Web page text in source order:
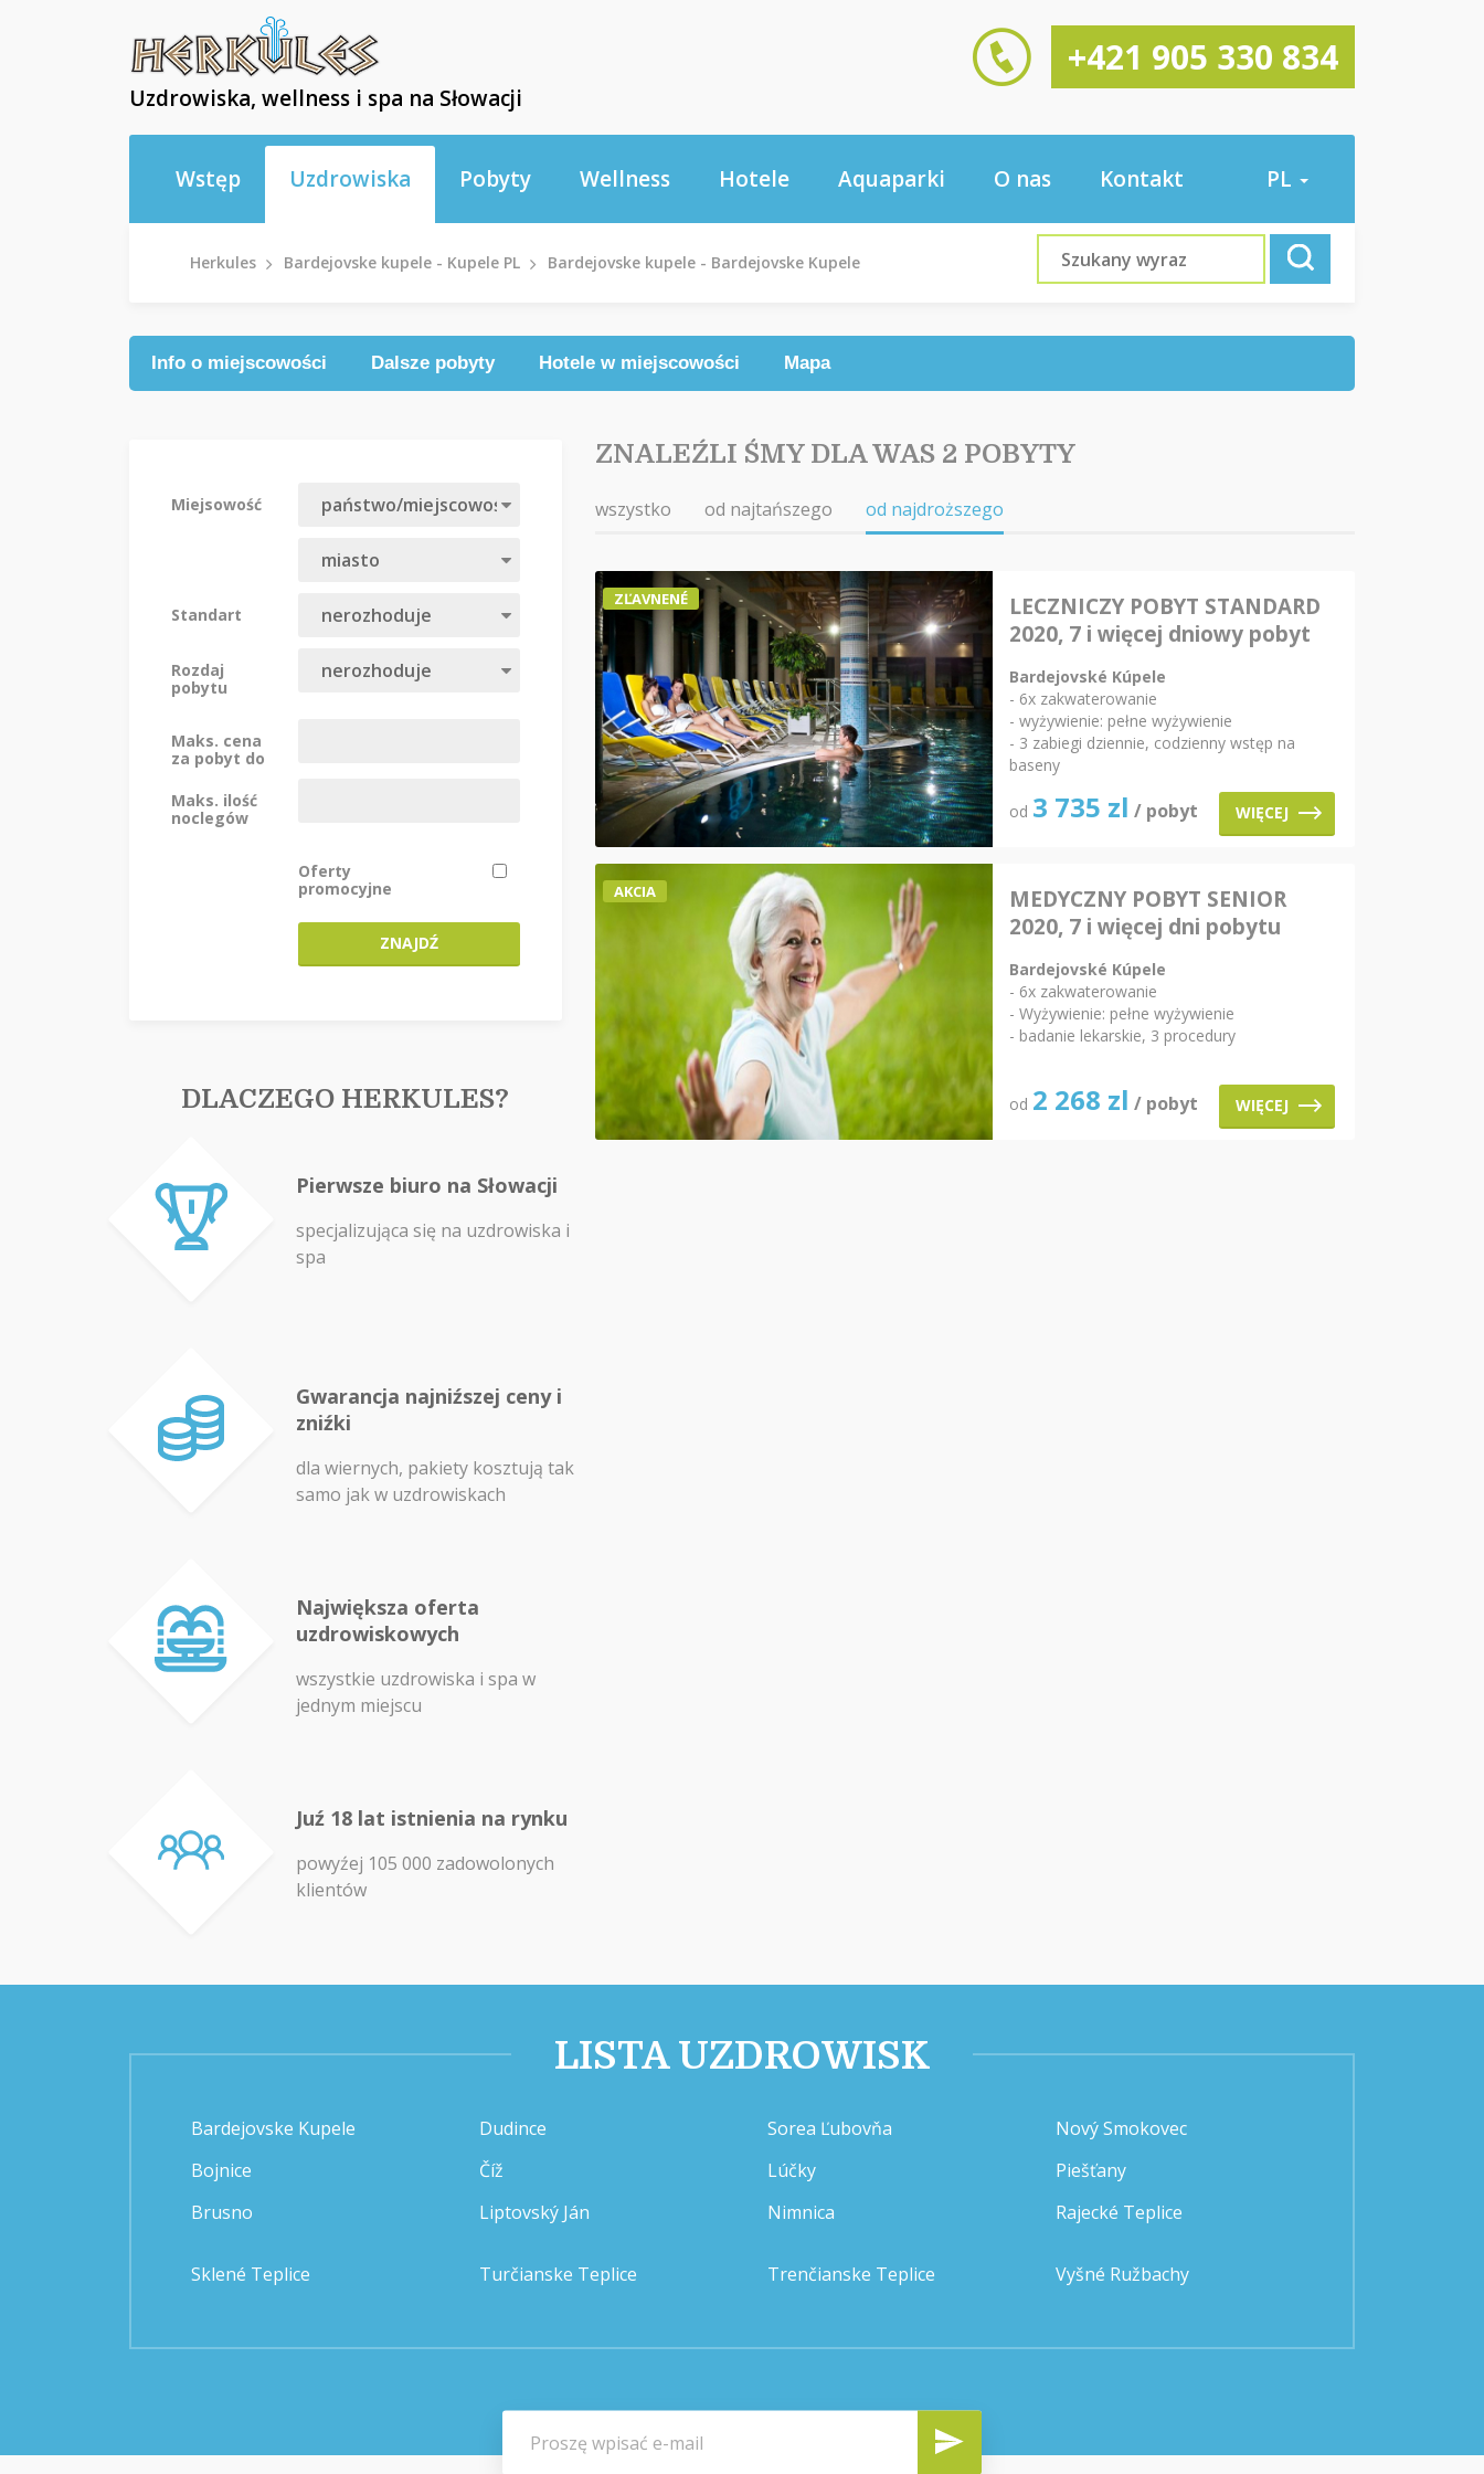
Uzdrowiska, wellness i spa na Słowacji
+421 905 330 834
Wstęp Uzdrowiska Pobyty Wellness Hotele Aquaparki O nas Kontakt PL
Herkules Bardejovske kupele - Kupele PL Bardejovske kupele - Bardejovske Kupele
Info o miejscowości Dalsze pobyty Hotele w miejscowości Mapa
Miejsowość
Standart
Rozdaj
pobytu
Maks. cena
za pobyt do
Maks. ilość
noclegów
Oferty
promocyjne
ZNAJDŹ
DLACZEGO HERKULES?
Pierwsze biuro na Słowacji
specjalizująca się na uzdrowiska i
spa
Gwarancja najniźszej ceny i
zniźki
dla wiernych, pakiety kosztują tak
samo jak w uzdrowiskach
Największa oferta
uzdrowiskowych
wszystkie uzdrowiska i spa w
jednym miejscu
Juź 18 lat istnienia na rynku
powyźej 105 000 zadowolonych
klientów
ZNALEŹLI ŚMY DLA WAS 2 POBYTY
wszystko od najtańszego od najdroższego
ZĽAVNENÉ
LECZNICZY POBYT STANDARD
2020, 7 i więcej dniowy pobyt
Bardejovské Kúpele
- 6x zakwaterowanie
- wyżywienie: pełne wyżywienie
- 3 zabiegi dziennie, codzienny wstęp na
baseny
od 3 735 zl / pobyt WIĘCEJ
AKCIA
MEDYCZNY POBYT SENIOR
2020, 7 i więcej dni pobytu
Bardejovské Kúpele
- 6x zakwaterowanie
- Wyżywienie: pełne wyżywienie
- badanie lekarskie, 3 procedury
od 2 268 zl / pobyt WIĘCEJ
LISTA UZDROWISK
Bardejovske Kupele
Bojnice
Brusno
Dudince
Číž
Liptovský Ján
Sorea Ľubovňa
Lúčky
Nimnica
Nový Smokovec
Piešťany
Rajecké Teplice
Sklené Teplice Turčianske Teplice Trenčianske Teplice Vyšné Ružbachy